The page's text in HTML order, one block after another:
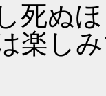
死ぬ
楽し